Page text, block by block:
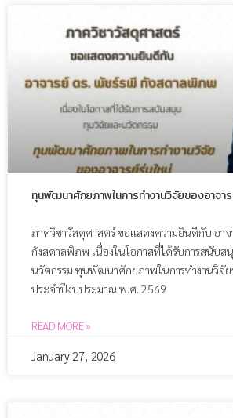
ทุนพัฒนาศักยภาพในการทำงานวิจัยของอาจา
ภาควิชาวัสดุศาสตร์ ขอแสดงความยินดีกับ อาจ
กังสดาลพิภพ เนื่องในโอกาสที่ได้รับการสนับ
นวัตกรรม ทุนพัฒนาศักยภาพในการทำงานวิจัย
ประจำปีงบประมาณ พ.ศ. 2569
READ MORE »
January 27, 2026